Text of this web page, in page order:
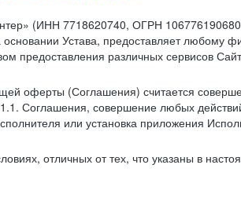
(ИНН 7718620740, ОГРН
Устава, предоставляет любому
предоставления различных сервисов
оферты (Соглашения) считается
Соглашения, совершение любых
или установка приложения
отличных от тех, что указаны в